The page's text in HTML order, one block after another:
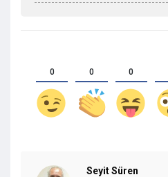
0 0 0
Seyit Süren